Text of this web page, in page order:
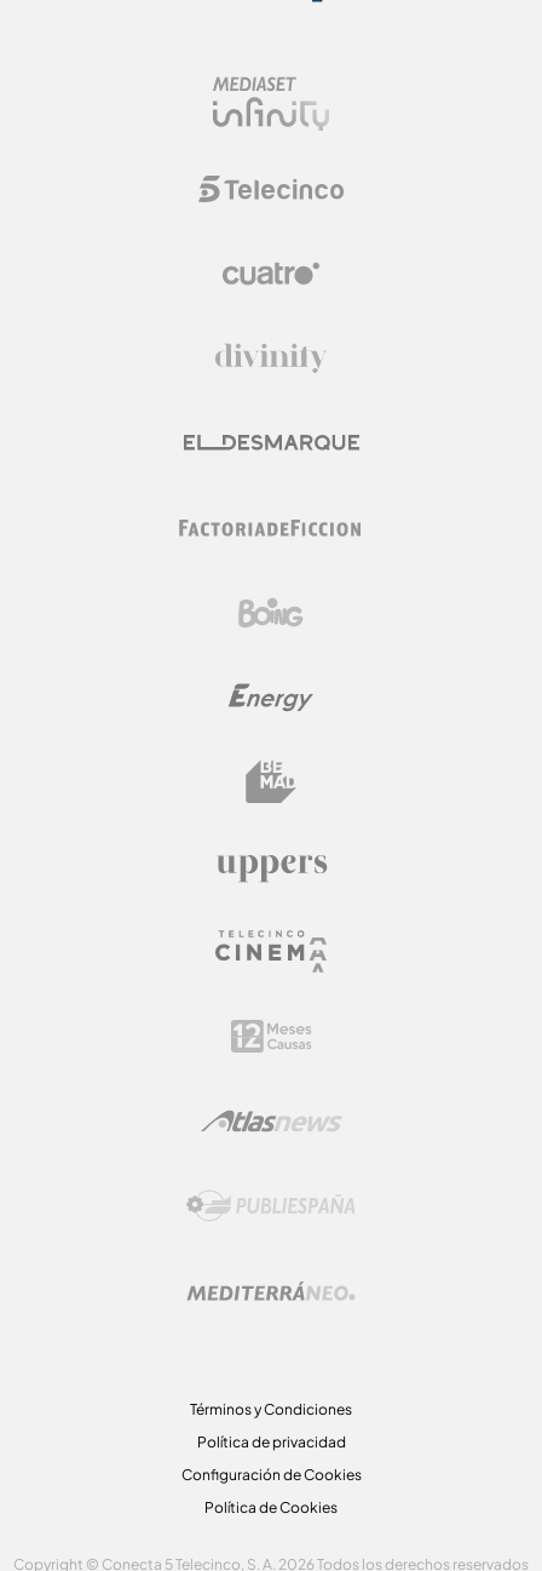
Términos y Condiciones
Política de privacidad
Configuración de Cookies
Política de Cookies
Copyright © Conecta 5 Telecinco, S. A. 2026 Todos los derechos reservados